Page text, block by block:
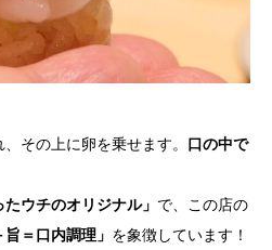
その上に卵を乗せます。 口の中で
たウチのオリジナル」 で、この店の
旨＝口内調理」 を象徴しています！